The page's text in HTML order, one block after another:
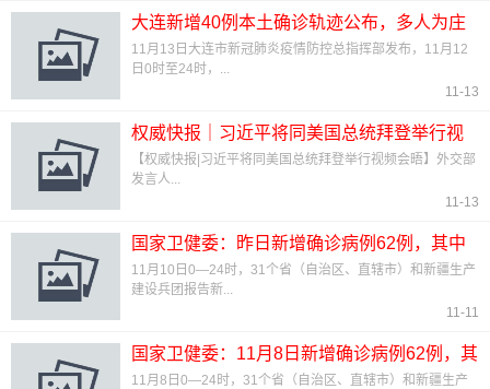
大连新增40例本土确诊轨迹公布，多人为庄
河市大学城食堂员工
11月13日大连市新冠肺炎疫情防控总指挥部发布，11月12
日0时至24时，...
11-13
权威快报｜习近平将同美国总统拜登举行视
频会晤
【权威快报|习近平将同美国总统拜登举行视频会晤】外交部
发言人...
11-13
国家卫健委：昨日新增确诊病例62例，其中
本土病例47例播
11月10日0—24时，31个省（自治区、直辖市）和新疆生产
建设兵团报告新...
11-11
国家卫健委：11月8日新增确诊病例62例，其
中本土病例43例
11月8日0—24时，31个省（自治区、直辖市）和新疆生产